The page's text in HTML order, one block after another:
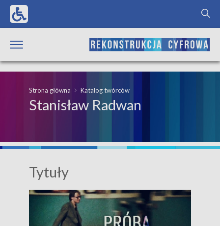
Strona główna Katalog twórców
Stanisław Radwan
Tytuły